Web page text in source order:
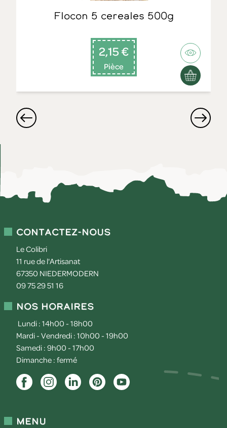
Flocon 5 cereales 500g
2,15 €
Pièce
Contactez-nous
Le Colibri
11 rue de l'Artisanat
67350 NIEDERMODERN
09 75 29 51 16
Nos horaires
Lundi : 14h00 - 18h00
Mardi - Vendredi : 10h00 - 19h00
Samedi : 9h00 - 17h00
Dimanche : fermé
Menu